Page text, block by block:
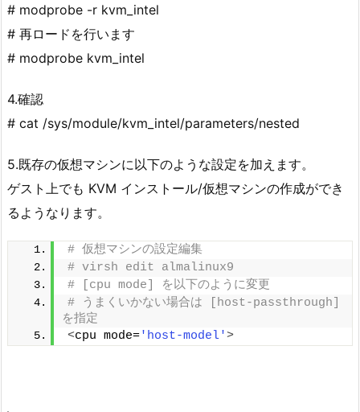
# modprobe -r kvm_intel
# 再ロードを行います
# modprobe kvm_intel
4.確認
# cat /sys/module/kvm_intel/parameters/nested
5.既存の仮想マシンに以下のような設定を加えます。
ゲスト上でも KVM インストール/仮想マシンの作成ができ
るようなります。
# 仮想マシンの設定編集
# virsh edit almalinux9
# [cpu mode] を以下のように変更
# うまくいかない場合は [host-passthrough]
を指定
<cpu mode='host-model'>